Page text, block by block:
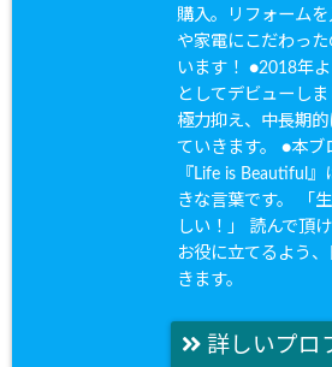
購入。リフォーム
や家電にこだわっ
います！ ●2018年
としてデビューし
極力抑え、中長期
ていきます。 ●本ブ
『Life is Beautiful
きな言葉です。 「
しい！」 読んで頂
お役に立てるよう
きます。
詳しいプロ